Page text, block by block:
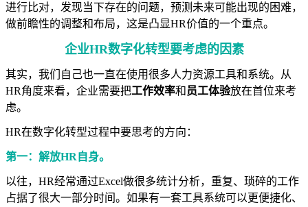
进行比对，发现当下存在的问题，预测未来可能出现的困难，
做前瞻性的调整和布局，这是凸显HR价值的一个重点。
企业HR数字化转型要考虑的因素
其实，我们自己也一直在使用很多人力资源工具和系统。从
HR角度来看，企业需要把工作效率和 员工体验放在首位来考
虑。
HR在数字化转型过程中要思考的方向：
第一：解放HR自身。
以往，HR经常通过Excel做很多统计分析，重复、琐碎的工作
占据了很大一部分时间。如果有一套工具系统可以更便捷化、